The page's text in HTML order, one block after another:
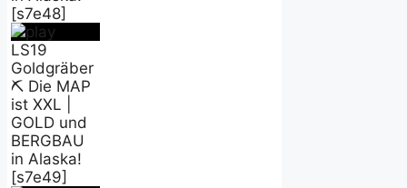
[s7e48]
LS19
Goldgräber
⛏️ Die MAP
ist XXL |
GOLD und
BERGBAU
in Alaska!
[s7e49]